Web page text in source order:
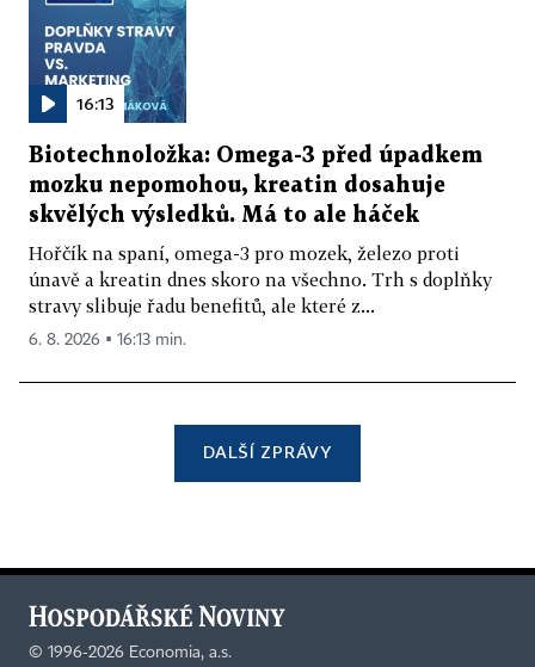
16:13
Biotechnoložka: Omega-3 před úpadkem
mozku nepomohou, kreatin dosahuje
skvělých výsledků. Má to ale háček
Hořčík na spaní, omega-3 pro mozek, železo proti
únavě a kreatin dnes skoro na všechno. Trh s doplňky
stravy slibuje řadu benefitů, ale které z...
6. 8. 2026 ▪ 16:13 min.
DALŠÍ ZPRÁVY
© 1996-2026 Economia, a.s.